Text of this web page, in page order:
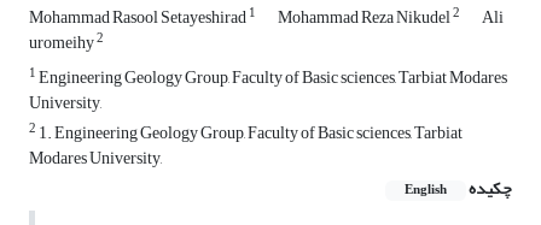
Mohammad Rasool Setayeshirad1 Mohammad Reza Nikudel2 Ali
uromeihy2
1Engineering Geology Group, Faculty of Basic sciences, Tarbiat Modares
University,
2 1. Engineering Geology Group, Faculty of Basic sciences, Tarbiat
Modares University,
چکیده
English